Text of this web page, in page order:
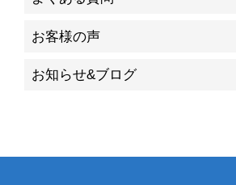
お客様の声
お知らせ&ブログ